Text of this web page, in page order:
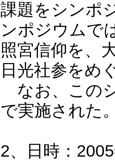
課題をシンポ
ンポジウムで
照宮信仰を、
日光社参をめ
なお、この
で実施された
2、日時：